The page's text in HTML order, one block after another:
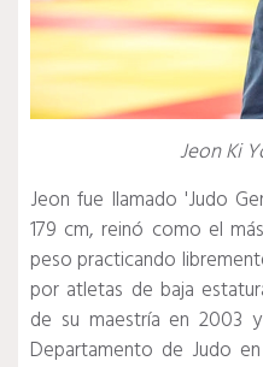
Jeon Ki
Jeon fue llamado 'Judo
179 cm, reinó como el
peso practicando
por atletas de baja
de su maestría en 2003
Departamento de Judo